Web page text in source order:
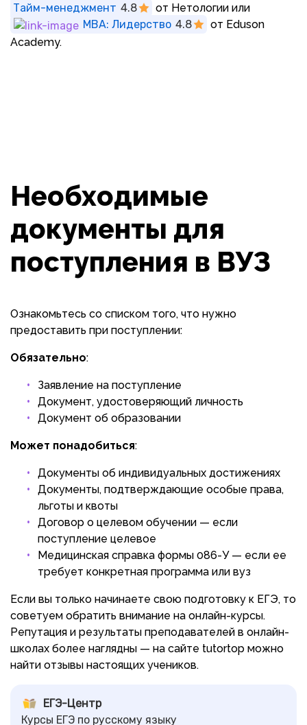
Тайм-менеджмент 4.8
от Нетологии или
MBA: Лидерство 4.8
от Eduson
Academy.
Необходимые
документы для
поступления в ВУЗ
Ознакомьтесь со списком того, что нужно
предоставить при поступлении:
Обязательно:
Заявление на поступление
Документ, удостоверяющий личность
Документ об образовании
Может понадобиться:
Документы об индивидуальных достижениях
Документы, подтверждающие особые права,
льготы и квоты
Договор о целевом обучении — если
поступление целевое
Медицинская справка формы 086-У — если ее
требует конкретная программа или вуз
Если вы только начинаете свою подготовку к ЕГЭ, то
советуем обратить внимание на онлайн-курсы.
Репутация и результаты преподавателей в онлайн-
школах более наглядны — на сайте tutortop можно
найти отзывы настоящих учеников.
ЕГЭ-Центр
Курсы ЕГЭ по русскому языку